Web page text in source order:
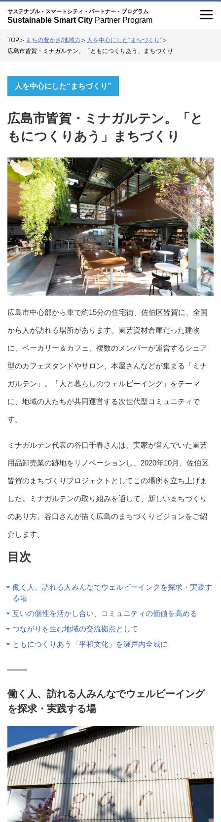
記
こ
に
サステナブル・スマートシティ・パートナー・プログラム
Sustainable Smart City Partner Program
TOP まちの豊かさ/地域力
人を中心にした“まちづくり”
広島市皆賀・ミナガルテン。「ともにつくりあう」まちづくり
人を中心にした“まちづくり”
広島市皆賀・ミナガルテン。「と
もにつくりあう」まちづくり
広島市中心部から車で約15分の住宅街、佐伯区皆賀に、全国
から人が訪れる場所があります。園芸資材倉庫だった建物
に、ベーカリー＆カフェ、複数のメンバーが運営するシェア
型のカフェスタンドやサロン、本屋さんなどが集まる「ミナ
ガルテン」。「人と暮らしのウェルビーイング」をテーマ
に、地域の人たちが共同運営する次世代型コミュニティで
す。
ミナガルテン代表の谷口千春さんは、実家が営んでいた園芸
用品卸売業の跡地をリノベーションし、2020年10月、佐伯区
皆賀のまちづくりプロジェクトとしてこの場所を立ち上げま
した。ミナガルテンの取り組みを通して、新しいまちづくり
のあり方、谷口さんが描く広島のまちづくりビジョンをご紹
介します。
目次
働く人、訪れる人みんなでウェルビーイングを探求・実践す
る場
互いの個性を活かし合い、コミュニティの価値を高める
つながりを生む地域の交流拠点として
ともにつくりあう「平和文化」を瀬戸内全域に
働く人、訪れる人みんなでウェルビーイング
を探求・実践する場